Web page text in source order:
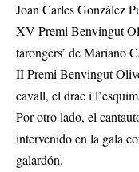
Joan Carles González
XV Premi Benvingut
tarongers’ de Mariano
II Premi Benvingut
cavall, el drac i
Por otro lado, el
intervenido en la gala
galardón.